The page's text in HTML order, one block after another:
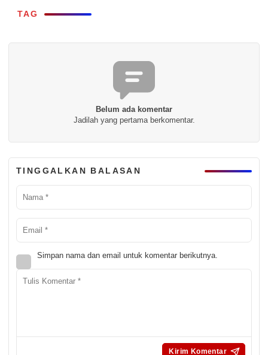
TAG
Belum ada komentar
Jadilah yang pertama berkomentar.
TINGGALKAN BALASAN
Simpan nama dan email untuk komentar berikutnya.